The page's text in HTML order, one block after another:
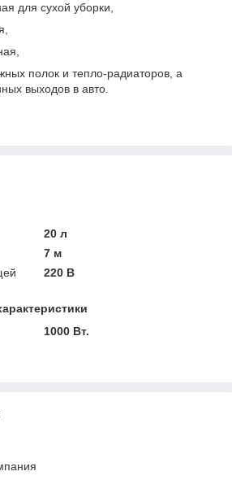
для сухой уборки,
полок и тепло-радиаторов, а
выходов в авто.
20 л
7 м
220 В
1000 Вт.